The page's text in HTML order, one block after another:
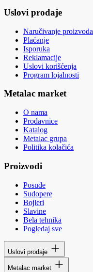
Uslovi prodaje
Naručivanje proizvoda
Plaćanje
Isporuka
Reklamacije
Uslovi korišćenja
Program lojalnosti
Metalac market
O nama
Prodavnice
Katalog
Metalac grupa
Politika kolačića
Proizvodi
Posuđe
Sudopere
Bojleri
Slavine
Bela tehnika
Pogledaj sve
Uslovi prodaje
Metalac market